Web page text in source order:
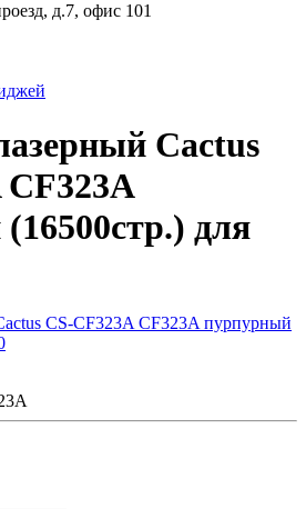
д.7, офис 101
Cactus
для